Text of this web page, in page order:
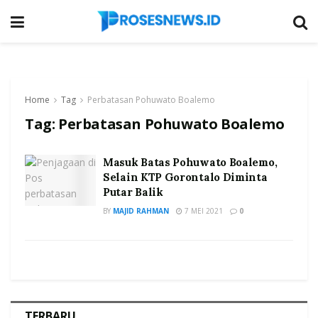
Home Tag Perbatasan Pohuwato Boalemo
Tag: Perbatasan Pohuwato Boalemo
Masuk Batas Pohuwato Boalemo,
Selain KTP Gorontalo Diminta
Putar Balik
BY MAJID RAHMAN 7 MEI 2021 0